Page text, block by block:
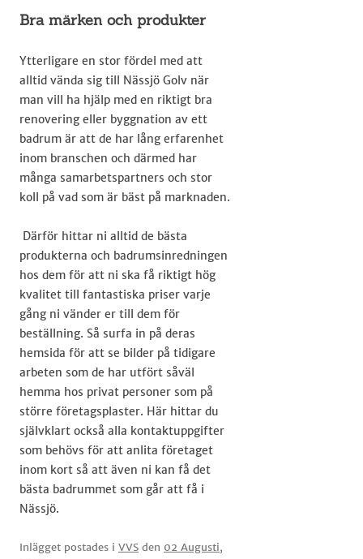
Bra märken och produkter
Ytterligare en stor fördel med att
alltid vända sig till Nässjö Golv när
man vill ha hjälp med en riktigt bra
renovering eller byggnation av ett
badrum är att de har lång erfarenhet
inom branschen och därmed har
många samarbetspartners och stor
koll på vad som är bäst på marknaden.
Därför hittar ni alltid de bästa
produkterna och badrumsinredningen
hos dem för att ni ska få riktigt hög
kvalitet till fantastiska priser varje
gång ni vänder er till dem för
beställning. Så surfa in på deras
hemsida för att se bilder på tidigare
arbeten som de har utfört såväl
hemma hos privat personer som på
större företagsplaster. Här hittar du
självklart också alla kontaktuppgifter
som behövs för att anlita företaget
inom kort så att även ni kan få det
bästa badrummet som går att få i
Nässjö.​​​​​​​
Inlägget postades i VVS den 02 Augusti,